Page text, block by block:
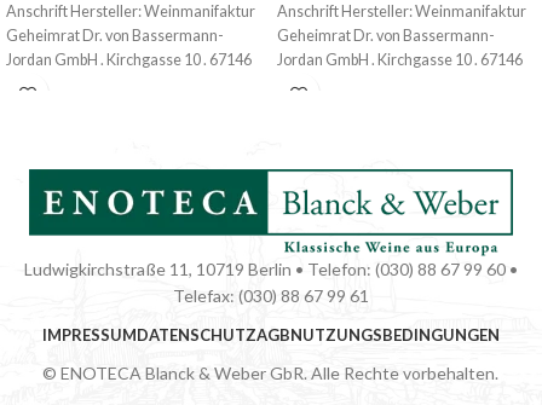
Anschrift Hersteller: Weinmanifaktur
Geheimrat Dr. von Bassermann-
Jordan GmbH . Kirchgasse 10 . 67146
Deidesheim
Anschrift Hersteller: Weinmanifaktur
Geheimrat Dr. von Bassermann-
Jordan GmbH . Kirchgasse 10 . 67146
Deidesheim
Ludwigkirchstraße 11, 10719 Berlin • Telefon: (030) 88 67 99 60 •
Telefax: (030) 88 67 99 61
IMPRESSUMDATENSCHUTZAGBNUTZUNGSBEDINGUNGEN
© ENOTECA Blanck & Weber GbR. Alle Rechte vorbehalten.